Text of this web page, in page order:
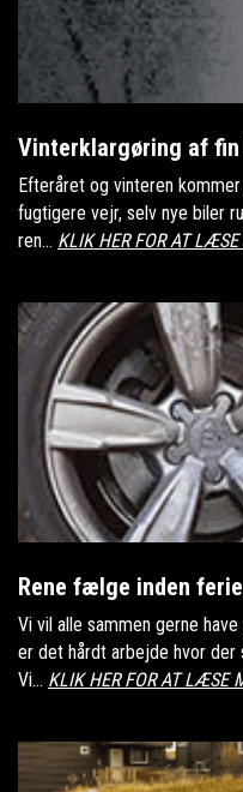
Vinterklargøring af
Efteråret og vinteren
fugtigere vejr, selv nye biler
ren... KLIK HER FOR AT LÆSE
Rene fælge inden
Vi vil alle sammen gerne
er det hårdt arbejde hvor der
Vi... KLIK HER FOR AT LÆSE